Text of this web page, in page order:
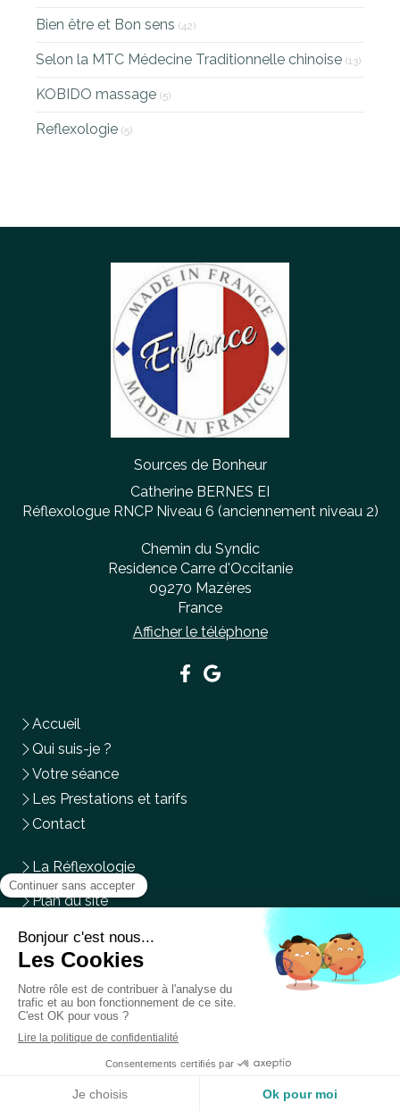
Bien être et Bon sens (42)
Selon la MTC Médecine Traditionnelle chinoise (13)
KOBIDO massage (5)
Reflexologie (5)
Sources de Bonheur
Catherine BERNES EI
Réflexologue RNCP Niveau 6 (anciennement niveau 2)
Chemin du Syndic
Residence Carre d'Occitanie
09270 Mazères
France
Afficher le téléphone
Accueil
Qui suis-je ?
Votre séance
Les Prestations et tarifs
Contact
La Réflexologie
Plan du site
DuLundiauMercredi Samedide9hà
14h
Création et référencement du site par Simplébo